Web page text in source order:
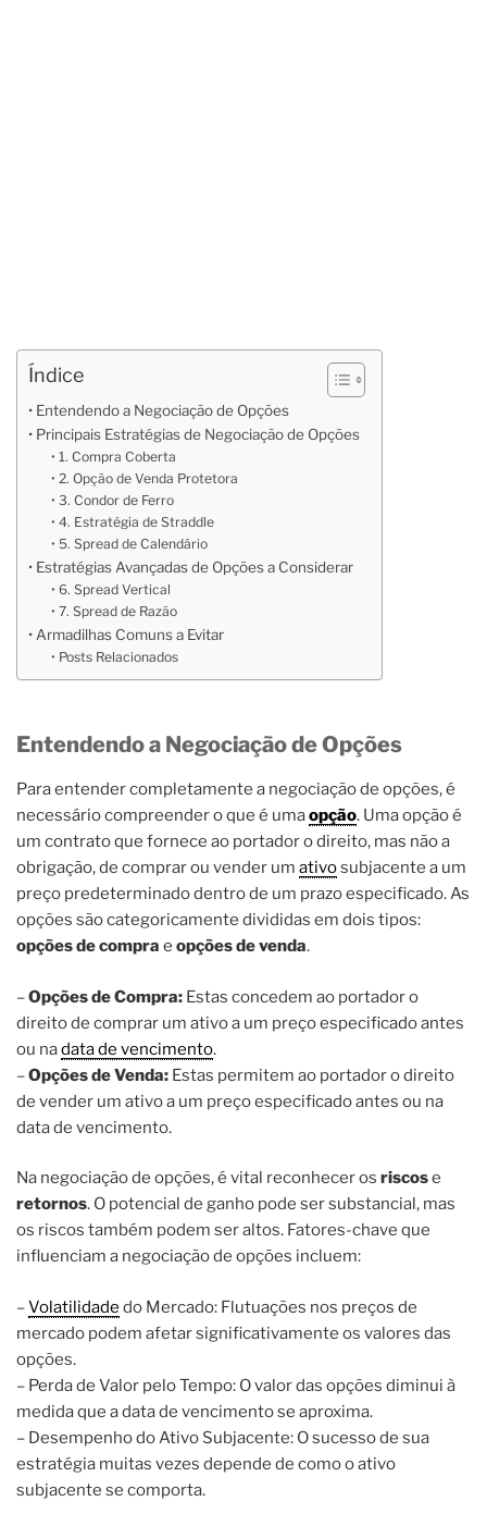
Índice
Entendendo a Negociação de Opções
Principais Estratégias de Negociação de Opções
1. Compra Coberta
2. Opção de Venda Protetora
3. Condor de Ferro
4. Estratégia de Straddle
5. Spread de Calendário
Estratégias Avançadas de Opções a Considerar
6. Spread Vertical
7. Spread de Razão
Armadilhas Comuns a Evitar
Posts Relacionados
Entendendo a Negociação de Opções
Para entender completamente a negociação de opções, é
necessário compreender o que é umaopção. Uma opção é
um contrato que fornece ao portador o direito, mas não a
obrigação, de comprar ou vender um ativosubjacente a um
preço predeterminado dentro de um prazo especificado. As
opções são categoricamente divididas em dois tipos:
opções de compra e opções de venda.
–Opções de Compra: Estas concedem ao portador o
direito de comprar um ativo a um preço especificado antes
ou nadata de vencimento.
–Opções de Venda: Estas permitem ao portador o direito
de vender um ativo a um preço especificado antes ou na
data de vencimento.
Na negociação de opções, é vital reconhecer os riscose
retornos. O potencial de ganho pode ser substancial, mas
os riscos também podem ser altos. Fatores-chave que
influenciam a negociação de opções incluem:
–Volatilidade do Mercado: Flutuações nos preços de
mercado podem afetar significativamente os valores das
opções.
– Perda de Valor pelo Tempo: O valor das opções diminui à
medida que a data de vencimento se aproxima.
– Desempenho do Ativo Subjacente: O sucesso de sua
estratégia muitas vezes depende de como o ativo
subjacente se comporta.